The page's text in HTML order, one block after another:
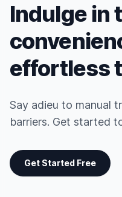
Indulge in
effortless
Say adieu to manual
barriers. Get started
Get Started Free